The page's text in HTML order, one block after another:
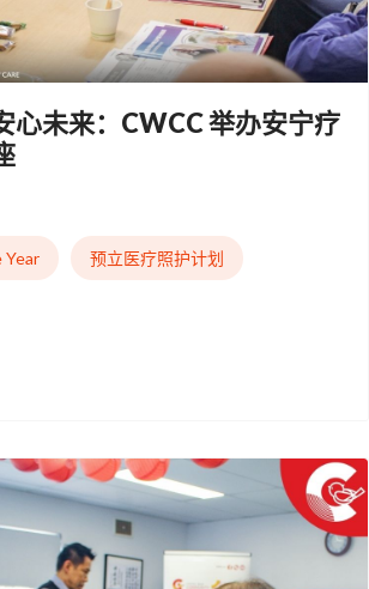
心未来：CWCC 举办安宁疗
预立医疗照护计划